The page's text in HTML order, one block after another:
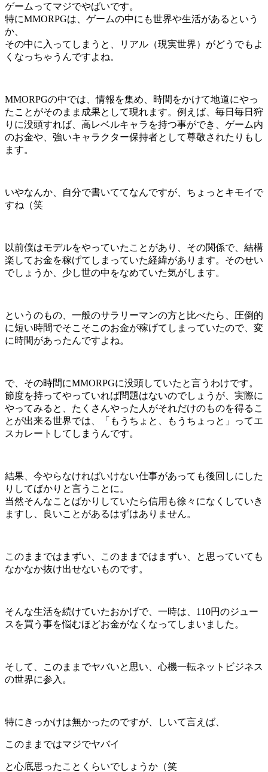
ゲームってマジでやばいです。
特にMMORPGは、ゲームの中にも世界や生活があるという
か、
その中に入ってしまうと、リアル（現実世界）がどうでもよ
くなっちゃうんですよね。
MMORPGの中では、情報を集め、時間をかけて地道にやっ
たことがそのまま成果として現れます。例えば、毎日毎日狩
りに没頭すれば、高レベルキャラを持つ事ができ、ゲーム内
のお金や、強いキャラクター保持者として尊敬されたりもし
ます。
いやなんか、自分で書いててなんですが、ちょっとキモイで
すね（笑
以前僕はモデルをやっていたことがあり、その関係で、結構
楽してお金を稼げてしまっていた経緯があります。そのせい
でしょうか、少し世の中をなめていた気がします。
というのもの、一般のサラリーマンの方と比べたら、圧倒的
に短い時間でそこそこのお金が稼げてしまっていたので、変
に時間があったんですよね。
で、その時間にMMORPGに没頭していたと言うわけです。
節度を持ってやっていれば問題はないのでしょうが、実際に
やってみると、たくさんやった人がそれだけのものを得るこ
とが出来る世界では、「もうちょと、もうちょっと」ってエ
スカレートしてしまうんです。
結果、今やらなければいけない仕事があっても後回しにした
りしてばかりと言うことに。
当然そんなことばかりしていたら信用も徐々になくしていき
ますし、良いことがあるはずはありません。
このままではまずい、このままではまずい、と思っていても
なかなか抜け出せないものです。
そんな生活を続けていたおかげで、一時は、110円のジュー
スを買う事を悩むほどお金がなくなってしまいました。
そして、このままでヤバいと思い、心機一転ネットビジネス
の世界に参入。
特にきっかけは無かったのですが、しいて言えば、
このままではマジでヤバイ
と心底思ったことくらいでしょうか（笑